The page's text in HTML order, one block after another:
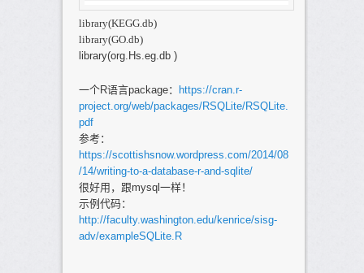
library(KEGG.db)
library(GO.db)
library(org.Hs.eg.db )
一个R语言package： https://cran.r-
project.org/web/packages/RSQLite/RSQLite.
pdf
参考：
https://scottishsnow.wordpress.com/2014/08
/14/writing-to-a-database-r-and-sqlite/
很好用，跟mysql一样！
示例代码：
http://faculty.washington.edu/kenrice/sisg-
adv/exampleSQLite.R